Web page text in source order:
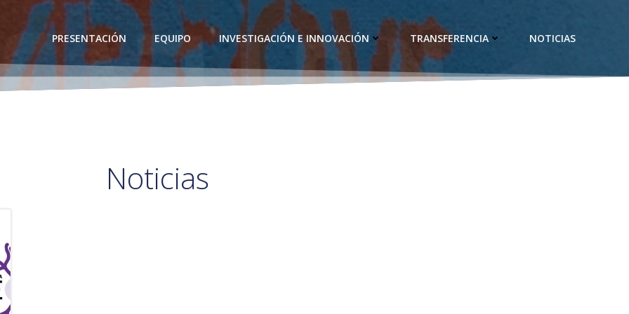
PRESENTACIÓN EQUIPO INVESTIGACIÓN E INNOVACIÓN TRANSFERENCIA NOTICIAS
Noticias